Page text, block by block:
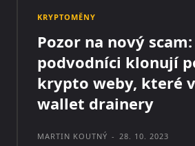
KRYPTOMĚNY
Pozor na nový scam:
podvodníci klonují
krypto weby, které
wallet drainery
MARTIN KOUTNÝ - 28. 10. 2023